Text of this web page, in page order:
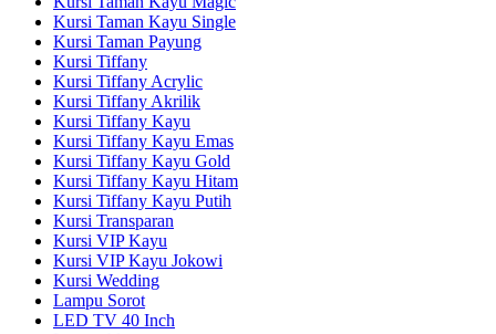
Kursi Taman Kayu Single
Kursi Taman Payung
Kursi Tiffany
Kursi Tiffany Acrylic
Kursi Tiffany Akrilik
Kursi Tiffany Kayu
Kursi Tiffany Kayu Emas
Kursi Tiffany Kayu Gold
Kursi Tiffany Kayu Hitam
Kursi Tiffany Kayu Putih
Kursi Transparan
Kursi VIP Kayu
Kursi VIP Kayu Jokowi
Kursi Wedding
Lampu Sorot
LED TV 40 Inch